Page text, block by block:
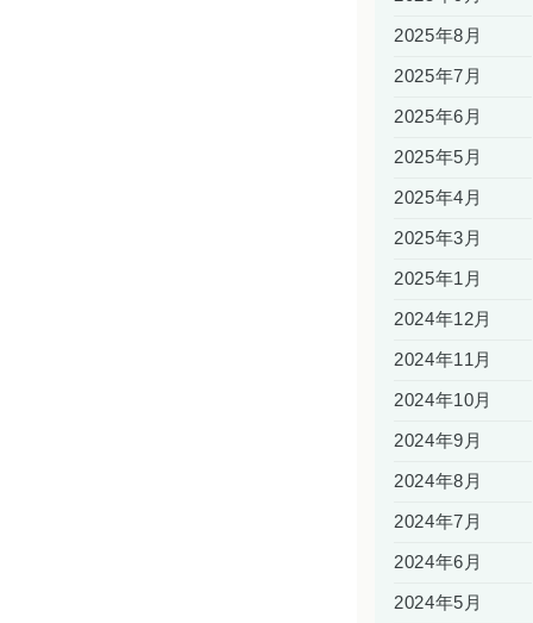
2025年8月
2025年7月
2025年6月
2025年5月
2025年4月
2025年3月
2025年1月
2024年12月
2024年11月
2024年10月
2024年9月
2024年8月
2024年7月
2024年6月
2024年5月